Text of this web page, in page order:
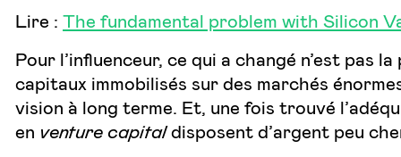
Lire : The fundamental problem with Silicon
Pour l’influenceur, ce qui a changé n’est pas
capitaux immobilisés sur des marchés
vision à long terme. Et, une fois trouvé
en venture capitaldisposent d’argent peu